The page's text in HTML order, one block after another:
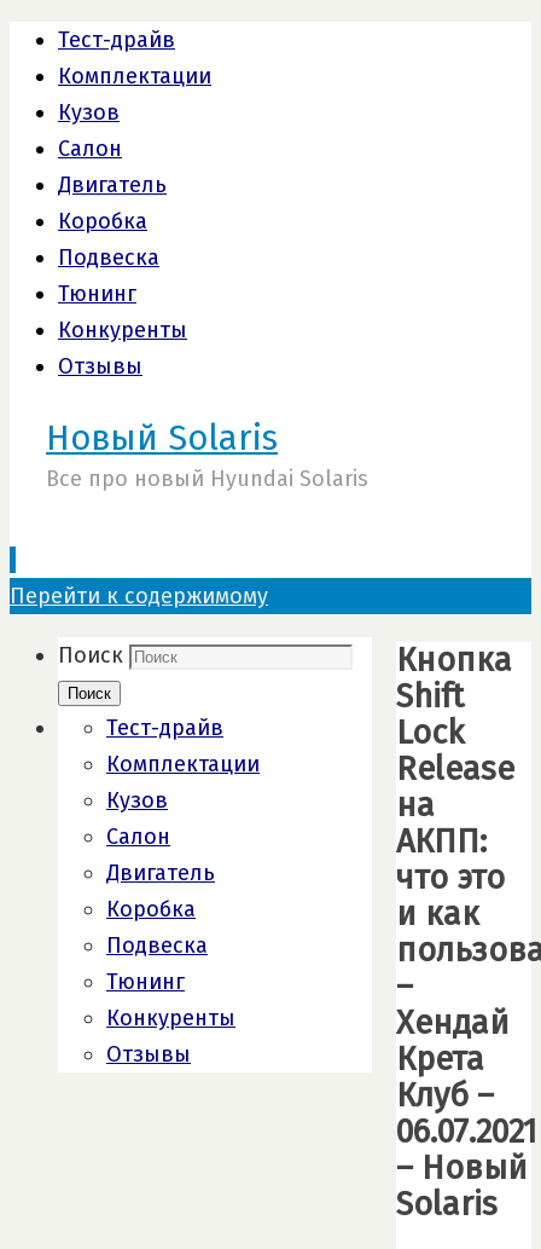
Тест-драйв
Комплектации
Кузов
Салон
Двигатель
Коробка
Подвеска
Тюнинг
Конкуренты
Отзывы
Новый Solaris
Все про новый Hyundai Solaris
Перейти к содержимому
Кнопка
Shift
Lock
Release
на
АКПП:
что это
и как
–
Хендай
Крета
Клуб –
06.07.2021
– Новый
Solaris
Поиск
Поиск
Тест-драйв
Комплектации
Кузов
Салон
Двигатель
Коробка
Подвеска
Тюнинг
Конкуренты
Отзывы